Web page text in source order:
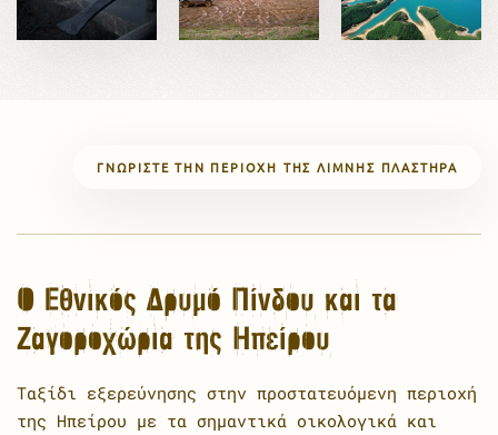
ΓΝΩΡΊΣΤΕ ΤΗΝ ΠΕΡΙΟΧΉ ΤΗΣ ΛΊΜΝΗΣ ΠΛΑΣΤΉΡΑ
Ο Εθνικός Δρυμό Πίνδου και τα
Ζαγοροχώρια της Ηπείρου
Ταξίδι εξερεύνησης στην προστατευόμενη περιοχή
της Ηπείρου με τα σημαντικά οικολογικά και